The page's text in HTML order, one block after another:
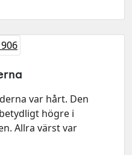
var hårt. Den
högre i
Allra värst var